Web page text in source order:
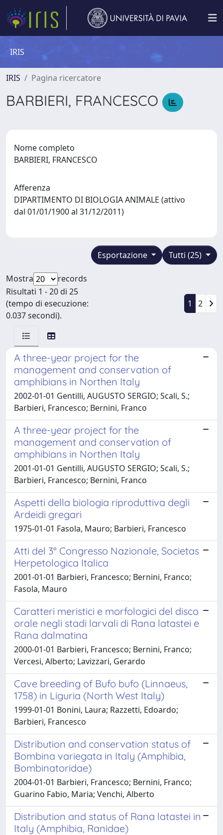
IRIS
IRIS Pagina ricercatore
BARBIERI, FRANCESCO
Nome completo
BARBIERI, FRANCESCO
Afferenza
DIPARTIMENTO DI BIOLOGIA ANIMALE (attivo
dal 01/01/1900 al 31/12/2011)
Tutti (25)
Esportazione
Mostra
records
Risultati 1 - 20 di 25
(tempo di esecuzione:
0.037 secondi).
1 2
A three-year project for the
management and conservation of
amphibians in Northen Italy
2002-01-01 Gentilli, AUGUSTO SERGIO; Scali, S.;
Barbieri, Francesco; Bernini, Franco
A three-year project for the
management and conservation of
amphibians in Northen Italy
2001-01-01 Gentilli, AUGUSTO SERGIO; Scali, S.;
Barbieri, Francesco; Bernini, Franco
Aspetti della biologia riproduttiva degli
Ardeidi gregari
1975-01-01 Fasola, Mauro; Barbieri, Francesco
Atti del 3° Congresso Nazionale, Societas
Herpetologica Italica
2001-01-01 Barbieri, Francesco; Bernini, Franco;
Fasola, Mauro
Caratteri meristici e morfologici del disco
orale negli stadi larvali di Rana latastei e
Rana dalmatina
2000-01-01 Barbieri, Francesco; Bernini, Franco;
Vercesi, Alberto; Lavizzari, Gerardo
Cave breeding of Bufo bufo (Linnaeus,
1758) in Liguria (North West Italy)
1999-01-01 Bonini, Laura; Razzetti, Edoardo;
Barbieri, Francesco
Distribution and conservation status of
Bombina variegata in Italy (Amphibia,
Bombinatoridae)
2004-01-01 Barbieri, Francesco; Bernini, Franco;
Guarino Fabio, Maria; Venchi, Alberto
Distribution and status of Rana latastei in
Italy (Amphibia, Ranidae)